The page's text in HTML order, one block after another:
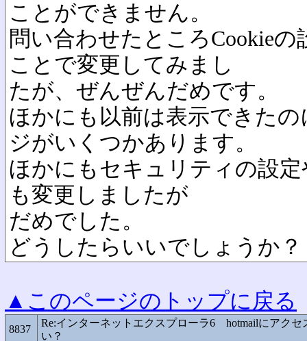
ことができません。
問い合わせたところCookie
ことで変更してみまし
たが、ぜんぜんだめです。
ほかにも以前は表示できた
ジがいくつかあります。
ほかにもセキュリティの設
も変更しましたが
だめでした。
どうしたらいいでしょうか？
▲このページのトップに戻る
8837
Re:インターネットエクスプローラ6 hotmailにアクセ
い？